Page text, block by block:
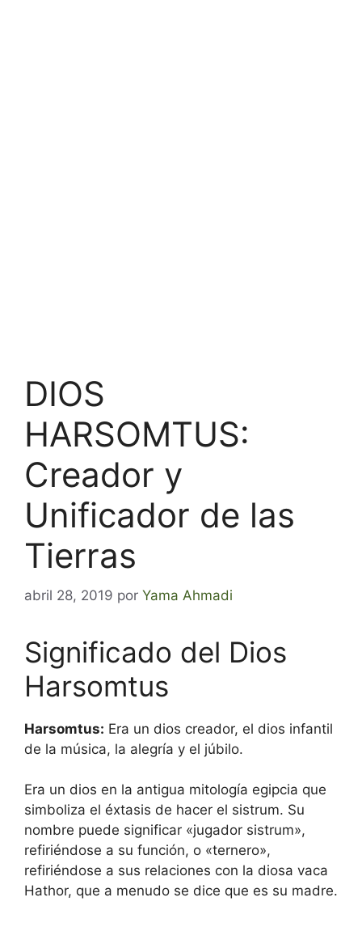
DIOS
HARSOMTUS:
Creador y
Unificador de las
Tierras
abril 28, 2019 por Yama Ahmadi
Significado del Dios
Harsomtus
Harsomtus: Era un dios creador, el dios infantil
de la música, la alegría y el júbilo.
Era un dios en la antigua mitología egipcia que
simboliza el éxtasis de hacer el sistrum. Su
nombre puede significar «jugador sistrum»,
refiriéndose a su función, o «ternero»,
refiriéndose a sus relaciones con la diosa vaca
Hathor, que a menudo se dice que es su madre.